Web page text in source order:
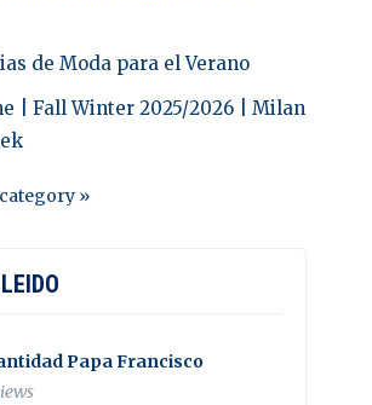
de Moda para el Verano
| Fall Winter 2025/2026 | Milan
»
Papa Francisco